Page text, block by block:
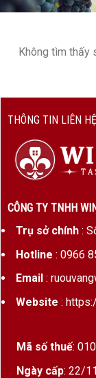
Không tìm thấy
THÔNG TIN LIÊN HỆ
CÔNG TY TNHH
Trụ sở chính:
Hotline : 0966
Email :
Website :
Mã số thuế:
Ngày cấp: 22/